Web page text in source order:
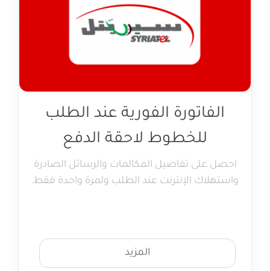
الفاتورة الفورية عند الطلب
للخطوط لاحقة الدفع
احصل على تفاصيل المكالمات والرسائل الصادرة
واستهلاك الإنترنت عند الطلب ولمرة واحدة فقط.
المزيد